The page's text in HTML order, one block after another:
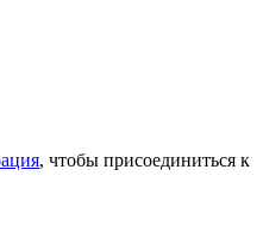
, чтобы присоединиться к